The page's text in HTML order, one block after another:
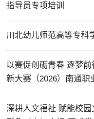
指导员专项培训
川北幼儿师范高等专科
以赛促创砺青春 逐梦
新大赛（2026）南通职
深耕人文福祉 赋能校